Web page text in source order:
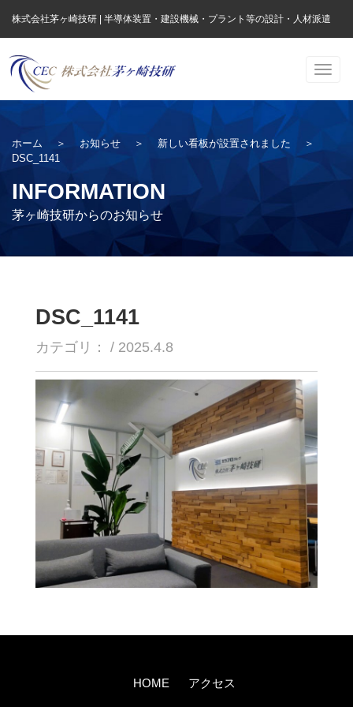
株式会社茅ヶ崎技研 | 半導体装置・建設機械・プラント等の設計・人材派遣
ホーム ＞ お知らせ ＞ 新しい看板が設置されました ＞
DSC_1141
INFORMATION
茅ヶ崎技研からのお知らせ
DSC_1141
カテゴリ： / 2025.4.8
HOME アクセス